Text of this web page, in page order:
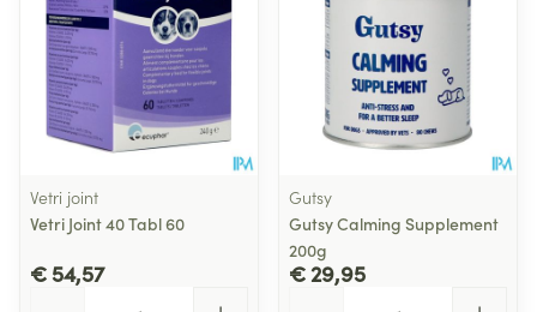
Vetri joint
Vetri Joint 40 Tabl 60
€ 54,57
Gutsy
Gutsy Calming Supplement
200g
€ 29,95